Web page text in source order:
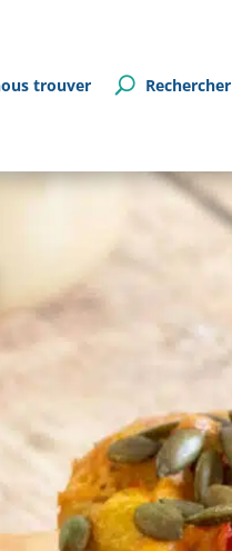
trouver Rechercher